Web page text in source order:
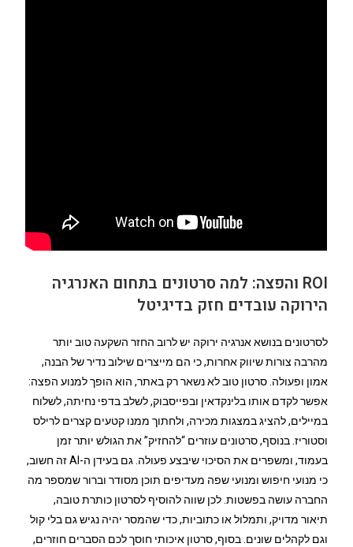
ROI והפצה: למה סרטונים בתחום האנרגיה
הירוקה עובדים חזק בדיגיטל
לסרטונים בנושא אנרגיה ירוקה יש לרוב החזר השקעה טוב יותר
מהרבה צורות שיווק אחרות, כי הם מייצרים שילוב נדיר של הבנה,
אמון ופעולה. סרטון טוב לא נשאר רק באתר, הוא הופך למנוע הפצה:
אפשר לקדם אותו בלינקדאין ובפייסבוק, לשלב בדפי נחיתה, לשלוח
במיילים, להציג במצגות מכירה, ולחתוך ממנו קטעים קצרים לרילס
וסטוריז. בנוסף, סרטונים עוזרים “להחזיק” את הגולש יותר זמן
בעמוד, ומשפרים את הסיכוי שיבצע פעולה. גם בעידן ה-AI זה חשוב,
כי מנועי חיפוש ומנועי שפה מעדיפים תוכן מסודר וברור שמספר מה
החברה עושה בפשטות. לכן שווה להוסיף לסרטון כותרת טובה,
תיאור מדויק, ותמלול או כתוביות, כדי שהמסר יהיה נגיש גם בלי קול
וגם לקהלים שונים. בסוף, סרטון איכותי חוסך לכם הסברים חוזרים,